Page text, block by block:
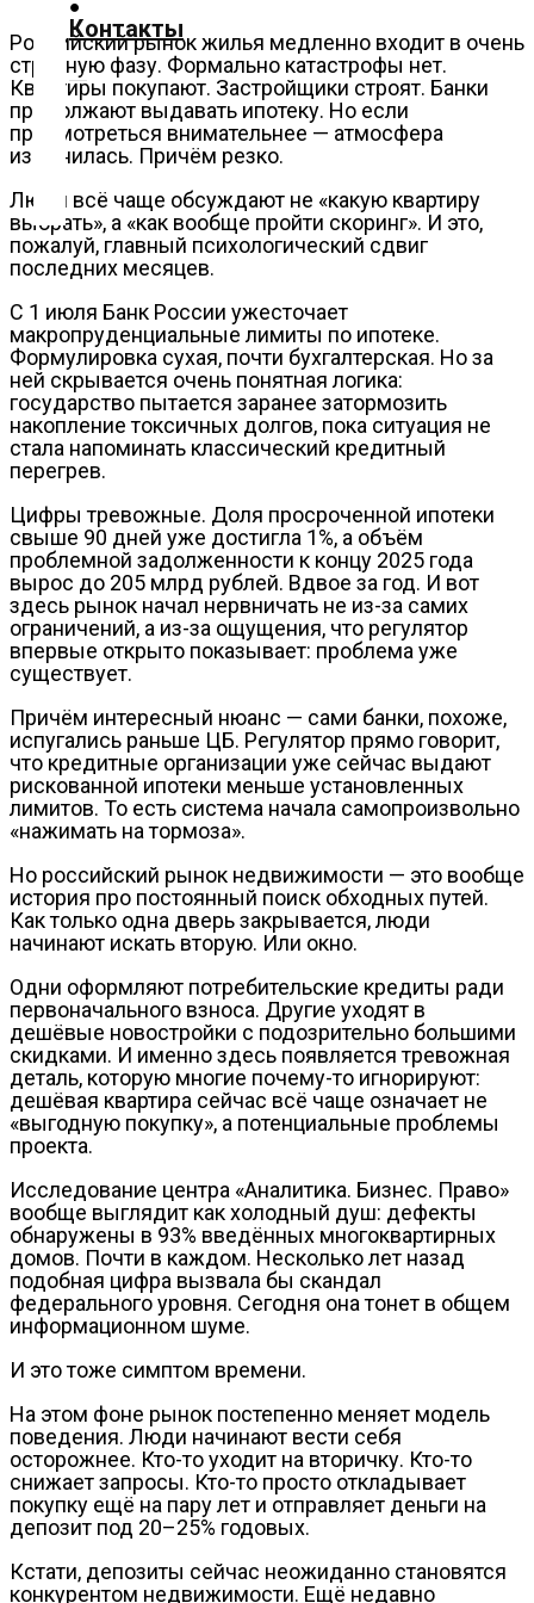
О
нас
Помощь
проекту
Контакты
Контакты
Российский рынок жилья медленно входит в очень
странную фазу. Формально катастрофы нет.
Квартиры покупают. Застройщики строят. Банки
продолжают выдавать ипотеку. Но если
присмотреться внимательнее — атмосфера
изменилась. Причём резко.
Люди всё чаще обсуждают не «какую квартиру
выбрать», а «как вообще пройти скоринг». И это,
пожалуй, главный психологический сдвиг
последних месяцев.
С 1 июля Банк России ужесточает
макропруденциальные лимиты по ипотеке.
Формулировка сухая, почти бухгалтерская. Но за
ней скрывается очень понятная логика:
государство пытается заранее затормозить
накопление токсичных долгов, пока ситуация не
стала напоминать классический кредитный
перегрев.
Цифры тревожные. Доля просроченной ипотеки
свыше 90 дней уже достигла 1%, а объём
проблемной задолженности к концу 2025 года
вырос до 205 млрд рублей. Вдвое за год. И вот
здесь рынок начал нервничать не из-за самих
ограничений, а из-за ощущения, что регулятор
впервые открыто показывает: проблема уже
существует.
Причём интересный нюанс — сами банки, похоже,
испугались раньше ЦБ. Регулятор прямо говорит,
что кредитные организации уже сейчас выдают
рискованной ипотеки меньше установленных
лимитов. То есть система начала самопроизвольно
«нажимать на тормоза».
Но российский рынок недвижимости — это вообще
история про постоянный поиск обходных путей.
Как только одна дверь закрывается, люди
начинают искать вторую. Или окно.
Одни оформляют потребительские кредиты ради
первоначального взноса. Другие уходят в
дешёвые новостройки с подозрительно большими
скидками. И именно здесь появляется тревожная
деталь, которую многие почему-то игнорируют:
дешёвая квартира сейчас всё чаще означает не
«выгодную покупку», а потенциальные проблемы
проекта.
Исследование центра «Аналитика. Бизнес. Право»
вообще выглядит как холодный душ: дефекты
обнаружены в 93% введённых многоквартирных
домов. Почти в каждом. Несколько лет назад
подобная цифра вызвала бы скандал
федерального уровня. Сегодня она тонет в общем
информационном шуме.
И это тоже симптом времени.
На этом фоне рынок постепенно меняет модель
поведения. Люди начинают вести себя
осторожнее. Кто-то уходит на вторичку. Кто-то
снижает запросы. Кто-то просто откладывает
покупку ещё на пару лет и отправляет деньги на
депозит под 20–25% годовых.
Кстати, депозиты сейчас неожиданно становятся
конкурентом недвижимости. Ещё недавно